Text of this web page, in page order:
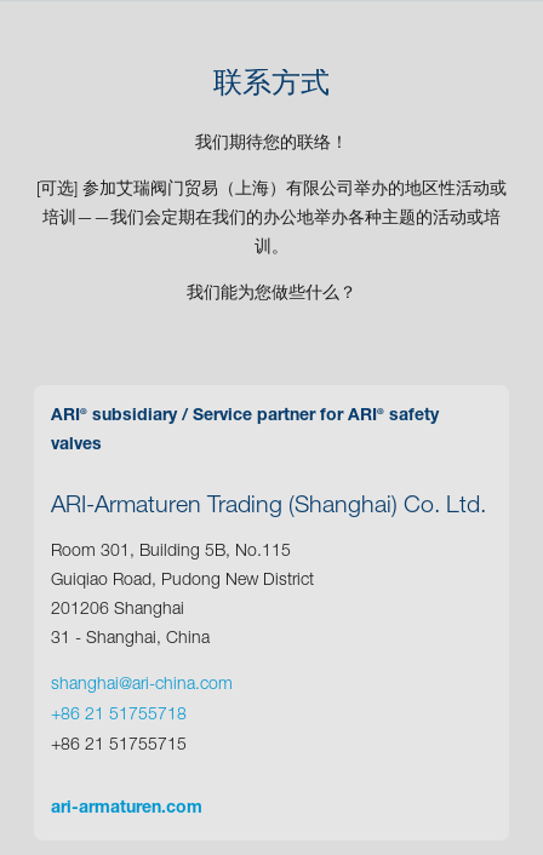
联系方式
我们期待您的联络！
[可选] 参加艾瑞阀门贸易（上海）有限公司举办的地区性活动或
培训——我们会定期在我们的办公地举办各种主题的活动或培
训。
我们能为您做些什么？
ARI® subsidiary / Service partner for ARI® safety
valves
ARI-Armaturen Trading (Shanghai) Co. Ltd.
Room 301, Building 5B, No.115
Guiqiao Road, Pudong New District
201206 Shanghai
31 - Shanghai, China
shanghai@ari-china.com
+86 21 51755718
+86 21 51755715
ari-armaturen.com